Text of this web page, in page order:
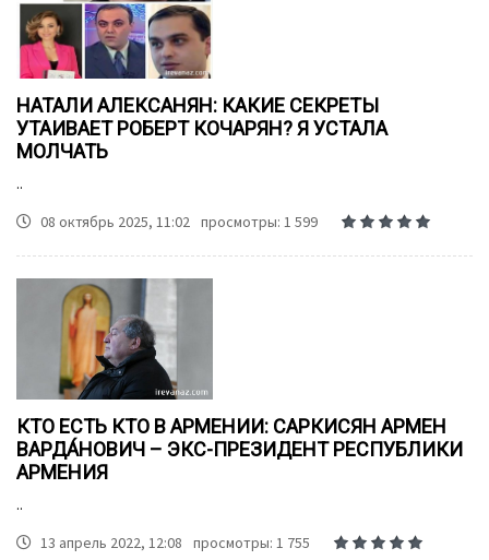
НАТАЛИ АЛЕКСАНЯН: КАКИЕ СЕКРЕТЫ
УТАИВАЕТ РОБЕРТ КОЧАРЯН? Я УСТАЛА
МОЛЧАТЬ
..
08 октябрь 2025, 11:02 просмотры: 1 599
КТО ЕСТЬ КТО В АРМЕНИИ: САРКИСЯН АРМЕН
ВАРДА́НОВИЧ – ЭКС-ПРЕЗИДЕНТ РЕСПУБЛИКИ
АРМЕНИЯ
..
13 апрель 2022, 12:08
просмотры: 1 755